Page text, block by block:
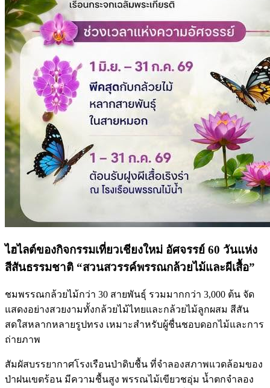
ไฮไลต์ของกิจกรรมเที่ยวเชียงใหม่ อัศจรรย์ 60 วันแห่ง
สีสันธรรมชาติ “สวนสวรรค์พรรณกล้วยไม้และผีเสื้อ”
ชมพรรณกล้วยไม้กว่า 30 สายพันธุ์ รวมมากกว่า 3,000 ต้น จัด
แสดงอย่างสวยงามทั้งกล้วยไม้ไทยและกล้วยไม้ลูกผสม สีสัน
สดใสหลากหลายรูปทรง เหมาะสำหรับผู้ชื่นชอบดอกไม้และการ
ถ่ายภาพ
สัมผัสบรรยากาศโรงเรือนป่าดิบชื้น ที่จำลองสภาพแวดล้อมของ
ป่าฝนเขตร้อน มีความชื้นสูง พรรณไม้เขียวชอุ่ม น้ำตกจำลอง